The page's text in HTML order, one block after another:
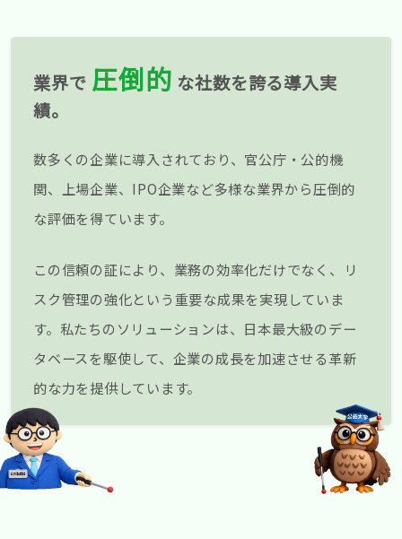
業界で 圧倒的 な社数を誇る導入実
績。
数多くの企業に導入されており、官公庁・公的機
関、上場企業、IPO企業など多様な業界から圧倒的
な評価を得ています。
この信頼の証により、業務の効率化だけでなく、リ
スク管理の強化という重要な成果を実現していま
す。私たちのソリューションは、日本最大級のデー
タベースを駆使して、企業の成長を加速させる革新
的な力を提供しています。